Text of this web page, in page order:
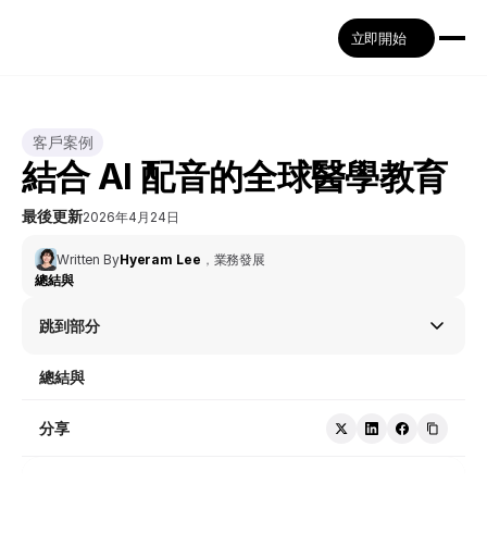
立即開始
客戶案例
結合 AI 配音的全球醫學教育
最後更新2026年4月24日
Written ByHyeram Lee ， 業務發展
總結與
跳到部分
總結與
分享